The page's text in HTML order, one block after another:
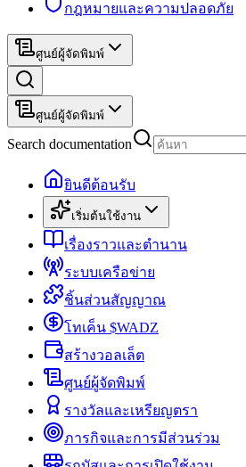
กฎหมายและความปลอดภัย
ศูนย์ผู้จัดพิมพ์
ศูนย์ผู้จัดพิมพ์
Search documentation
ยินดีต้อนรับ
เริ่มต้นใช้งาน
เรื่องราวและตำนาน
ระบบเครือข่าย
ชิ้นส่วนสัญญาณ
โทเค็น $WADZ
สร้างวอลเล็ต
ศูนย์ผู้จัดพิมพ์
รางวัลและเหรียญตรา
ภารกิจและการมีส่วนร่วม